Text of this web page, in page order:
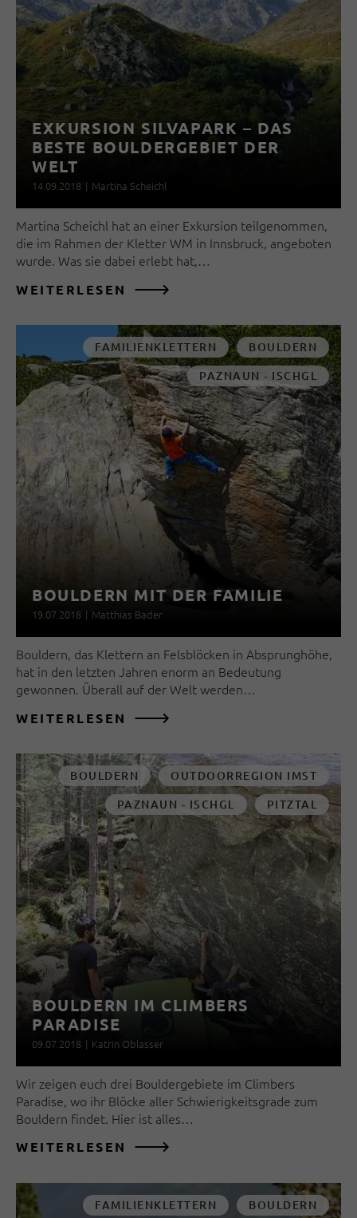
EXKURSION SILVAPARK – DAS
BESTE BOULDERGEBIET DER
WELT
14.09.2018 | Martina Scheichl
Martina Scheichl hat an einer Exkursion teilgenommen,
die im Rahmen der Kletter WM in Innsbruck, angeboten
wurde. Was sie dabei erlebt hat,…
WEITERLESEN
FAMILIENKLETTERN
BOULDERN
PAZNAUN - ISCHGL
BOULDERN MIT DER FAMILIE
19.07.2018 | Matthias Bader
Bouldern, das Klettern an Felsblöcken in Absprunghöhe,
hat in den letzten Jahren enorm an Bedeutung
gewonnen. Überall auf der Welt werden…
WEITERLESEN
BOULDERN
OUTDOORREGION IMST
PAZNAUN - ISCHGL
PITZTAL
BOULDERN IM CLIMBERS
PARADISE
09.07.2018 | Katrin Oblasser
Wir zeigen euch drei Bouldergebiete im Climbers
Paradise, wo ihr Blöcke aller Schwierigkeitsgrade zum
Bouldern findet. Hier ist alles…
WEITERLESEN
FAMILIENKLETTERN
BOULDERN